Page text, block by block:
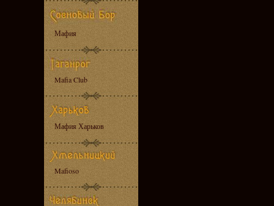
Мафия
Mafia Club
Мафия Харьков
Mafioso